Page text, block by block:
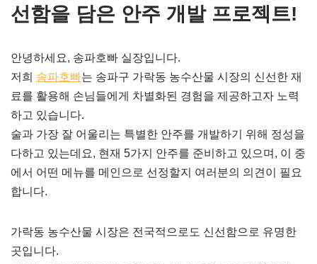
선함을 담은 안주 개발 프로젝트!
안녕하세요, 송파호빠 실장입니다.
저희 송파호빠는 송파구 가락동 농수산물 시장의 신선한 재
료를 활용해 손님들에게 차별화된 경험을 제공하고자 노력
하고 있습니다.
술과 가장 잘 어울리는 특별한 안주를 개발하기 위해 정성을
다하고 있는데요, 현재 5가지 안주를 준비하고 있으며, 이 중
에서 어떤 메뉴를 메인으로 선정할지 여러분의 의견이 필요
합니다.
가락동 농수산물 시장은 전국적으로도 신선함으로 유명한
곳입니다.